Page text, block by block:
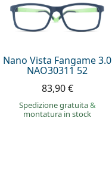
Nano Vista Fangame 3.0
NAO30311 52
83,90 €
Spedizione gratuita&
montatura in stock